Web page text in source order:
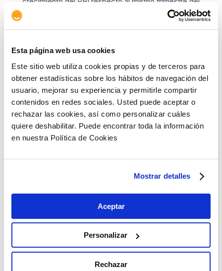
Esta página web usa cookies
Este sitio web utiliza cookies propias y de terceros para
obtener estadísticas sobre los hábitos de navegación del
usuario, mejorar su experiencia y permitirle compartir
contenidos en redes sociales. Usted puede aceptar o
rechazar las cookies, así como personalizar cuáles
quiere deshabilitar. Puede encontrar toda la información
en nuestra Política de Cookies
Mostrar detalles
Aceptar
Personalizar
Rechazar
año pasado. Sin embargo, la entidad revisa a la baja
la previsión de crecimiento adquirido para todo
Copiar link
Artículos relacionados